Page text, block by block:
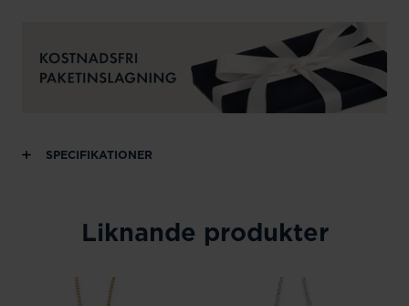
SPECIFIKATIONER
Liknande produkter